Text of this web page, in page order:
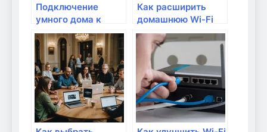
Подключение
умного дома к
роутеру: что нужно
знать?
Как расширить
домашнюю Wi-Fi
сеть с помощью
репитера?